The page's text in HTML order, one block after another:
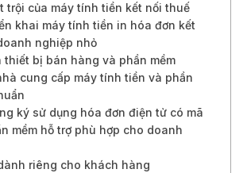
trội của máy tính tiền kết nối thuế
khai máy tính tiền in hóa đơn kết
nghiệp nhỏ
thiết bị bán hàng và phần mềm
cung cấp máy tính tiền và phần
ký sử dụng hóa đơn điện tử có mã
mềm hỗ trợ phù hợp cho doanh
riêng cho khách hàng